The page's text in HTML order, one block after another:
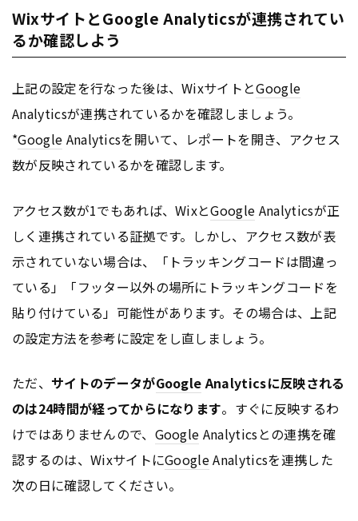
WixサイトとGoogle Analyticsが連携されてい
るか確認しよう
上記の設定を行なった後は、WixサイトとGoogle
Analyticsが連携されているかを確認しましょう。
*Google Analyticsを開いて、レポートを開き、アクセス
数が反映されているかを確認します。
アクセス数が1でもあれば、WixとGoogle Analyticsが正
しく連携されている証拠です。しかし、アクセス数が表
示されていない場合は、「トラッキングコードは間違っ
ている」「フッター以外の場所にトラッキングコードを
貼り付けている」可能性があります。その場合は、上記
の設定方法を参考に設定をし直しましょう。
ただ、 サイトのデータがGoogleAnalyticsに反映される
のは24時間が経ってからになります。すぐに反映するわ
けではありませんので、 Google Analyticsとの連携を確
認するのは、WixサイトにGoogleAnalyticsを連携した
次の日に確認してください。